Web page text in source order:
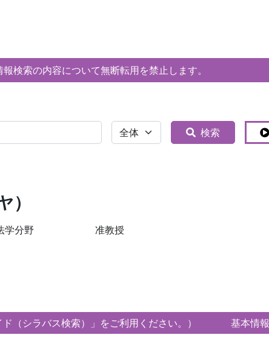
検索の内容について無断転用を禁止します。
全体 検索
学分野 准教授
シラバス検索）」をご利用ください。） 基本情報